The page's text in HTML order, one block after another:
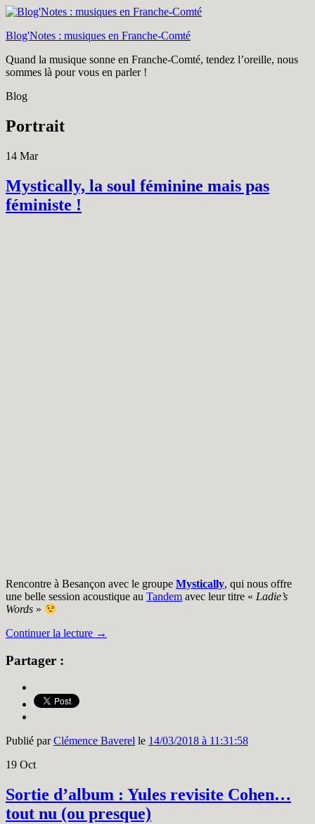
Blog'Notes : musiques en Franche-Comté
Quand la musique sonne en Franche-Comté, tendez l’oreille, nous
sommes là pour vous en parler !
Blog
Portrait
14 Mar
Mystically, la soul féminine mais pas
féministe !
Rencontre à Besançon avec le groupe Mystically, qui nous offre
une belle session acoustique au Tandem avec leur titre « Ladie’s
Words »
Continuer la lecture →
Partager :
Publié parClémence Baverel le 14/03/2018 à 11:31:58
19 Oct
Sortie d’album : Yules revisite Cohen…
tout nu (ou presque)